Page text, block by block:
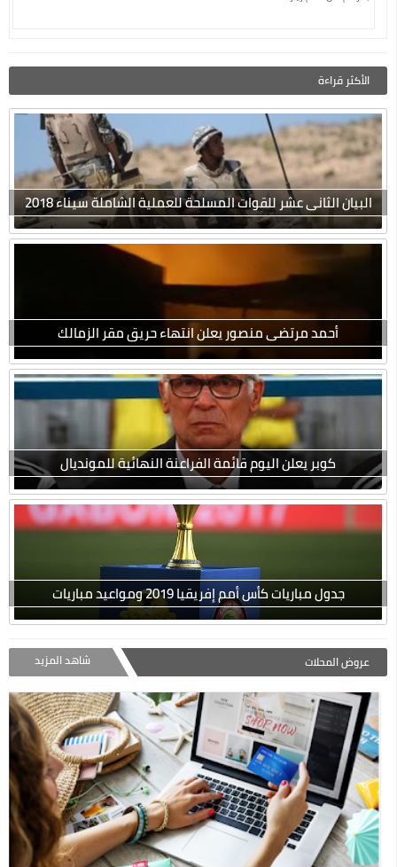
الأكثر قراءة
البيان الثانى عشر للقوات المسلحة للعملية الشاملة سيناء 2018
أحمد مرتضى منصور يعلن انتهاء حريق مقر الزمالك
كوبر يعلن اليوم قائمة الفراعنة النهائية للمونديال
جدول مباريات كأس أمم إفريقيا 2019 ومواعيد مباريات
عروض المحلات شاهد المزيد